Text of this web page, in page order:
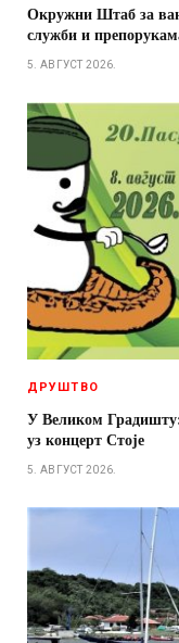
Окружни Штаб за
служби и
5. АВГУСТ 2026.
ДРУШТВО
У Великом Градишту:
уз концерт Стоје
5. АВГУСТ 2026.